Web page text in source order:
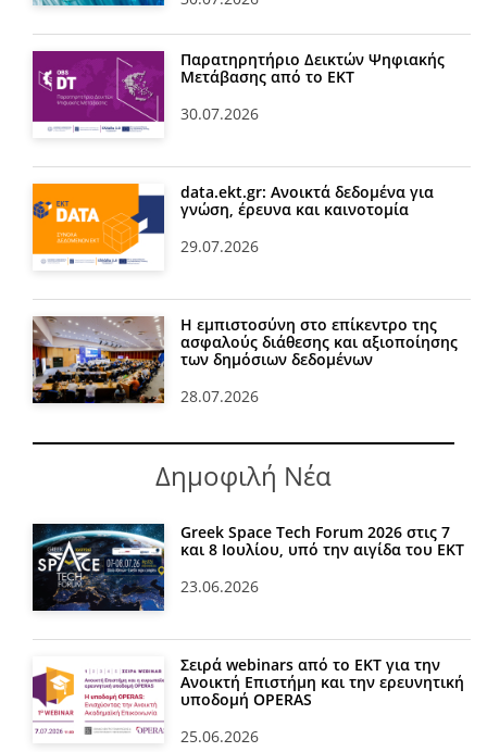
Παρατηρητήριο Δεικτών Ψηφιακής
Μετάβασης από το ΕΚΤ
30.07.2026
data.ekt.gr: Ανοικτά δεδομένα για
γνώση, έρευνα και καινοτομία
29.07.2026
Η εμπιστοσύνη στο επίκεντρο της
ασφαλούς διάθεσης και αξιοποίησης
των δημόσιων δεδομένων
28.07.2026
Δημοφιλή Νέα
Greek Space Tech Forum 2026 στις 7
και 8 Ιουλίου, υπό την αιγίδα του ΕΚΤ
23.06.2026
Σειρά webinars από το ΕΚΤ για την
Ανοικτή Επιστήμη και την ερευνητική
υποδομή OPERAS
25.06.2026